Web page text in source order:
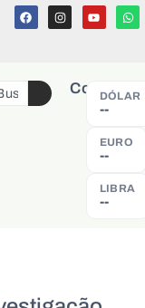
Cotação
DÓLAR
--
EURO
--
LIBRA
--